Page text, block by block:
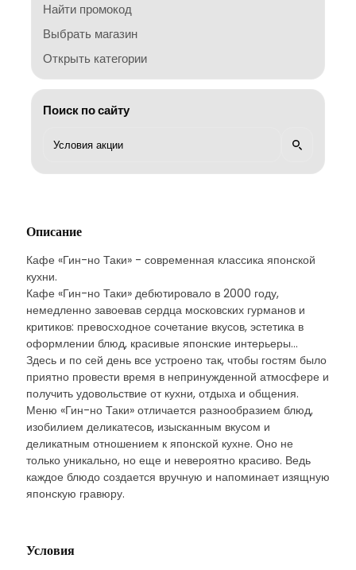
Найти промокод
Выбрать магазин
Открыть категории
Поиск по сайту
Описание
Кафе «Гин-но Таки» - современная классика японской
кухни.
Кафе «Гин-но Таки» дебютировало в 2000 году,
немедленно завоевав сердца московских гурманов и
критиков: превосходное сочетание вкусов, эстетика в
оформлении блюд, красивые японские интерьеры…
Здесь и по сей день все устроено так, чтобы гостям было
приятно провести время в непринужденной атмосфере и
получить удовольствие от кухни, отдыха и общения.
Меню «Гин-но Таки» отличается разнообразием блюд,
изобилием деликатесов, изысканным вкусом и
деликатным отношением к японской кухне. Оно не
только уникально, но еще и невероятно красиво. Ведь
каждое блюдо создается вручную и напоминает изящную
японскую гравюру.
Условия